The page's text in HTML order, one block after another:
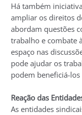
Há também
ampliar os direitos
abordam questões
trabalho e combate
espaço nas
pode ajudar os
podem beneficiá-
Reação das
As entidades